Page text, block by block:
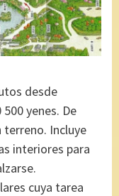
desde
500 yenes. De
Incluye
interiores para
cuya tarea